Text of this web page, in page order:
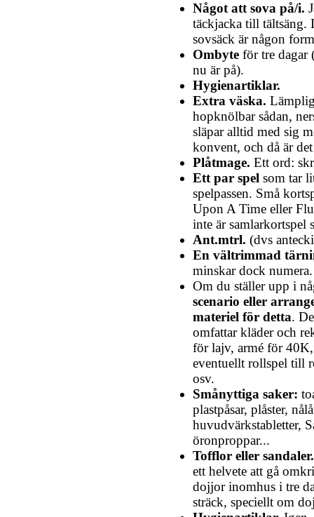
Något att sova på/i.
täckjacka till tältsäng.
sovsäck är någon
Ombyte för tre dagar
nu är på).
Hygienartiklar.
Extra väska.
hopknölbar sådan,
släpar alltid med sig
konvent, och då är
Plåtmage. Ett ord:
Ett par spel som tar
spelpassen. Små
Upon A Time eller
inte är samlarkortspel
Ant.mtrl. (dvs
En vältrimmad
minskar dock numera.
Om du ställer upp i
scenario eller
materiel för detta.
omfattar kläder och
för lajv, armé för 40K,
eventuellt rollspel till
osv.
Smånyttiga saker:
plastpåsar, plåster,
huvudvärkstabletter,
öronproppar...
Tofflor eller sandaler.
ett helvete att gå
dojjor inomhus i tre
sträck, speciellt om